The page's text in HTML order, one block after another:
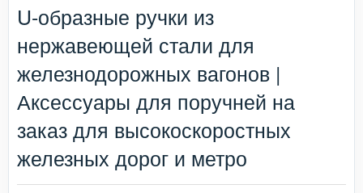
U-образные ручки из
нержавеющей стали для
железнодорожных вагонов |
Аксессуары для поручней на
заказ для высокоскоростных
железных дорог и метро